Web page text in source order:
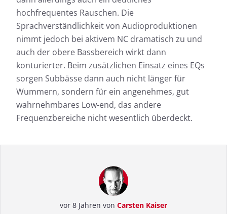
hochfrequentes Rauschen. Die
Sprachverständlichkeit von Audioproduktionen
nimmt jedoch bei aktivem NC dramatisch zu und
auch der obere Bassbereich wirkt dann
konturierter. Beim zusätzlichen Einsatz eines EQs
sorgen Subbässe dann auch nicht länger für
Wummern, sondern für ein angenehmes, gut
wahrnehmbares Low-end, das andere
Frequenzbereiche nicht wesentlich überdeckt.
vor 8 Jahren von Carsten Kaiser